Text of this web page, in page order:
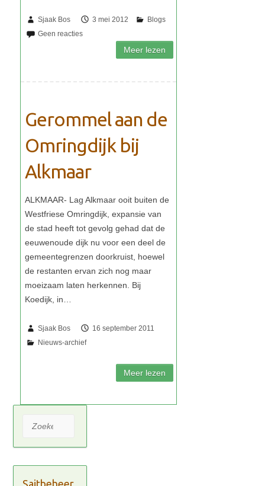
Sjaak Bos 3 mei 2012
Gerommel aan de
Omringdijk bij
Alkmaar
Sjaak Bos 16 september 2011
Zoeken
Saitbeheer